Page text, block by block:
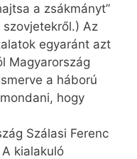
a zsákmányt”
Az
egyaránt azt
Magyarország
a háború
hogy
Szálasi Ferenc
kialakuló